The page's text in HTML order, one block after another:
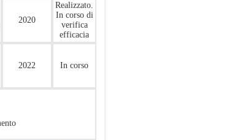
2020
Realizzato.
In corso di
verifica
efficacia
2022 In corso